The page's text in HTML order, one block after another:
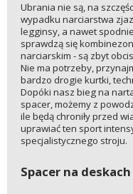
Ubrania nie są, na
wypadku narciarstwa
legginsy, a nawet
sprawdzą się
narciarskim - są zbyt
Nie ma potrzeby,
bardzo drogie kurtki,
Dopóki nasz bieg na
spacer, możemy z
ile będą chroniły przed
uprawiać ten sport
specjalistycznego stroju.
Spacer na deskach